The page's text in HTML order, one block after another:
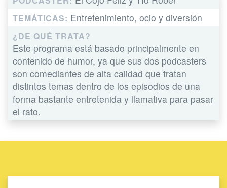
TEMÁTICAS: Entretenimiento, ocio y diversión
¿DE QUÉ TRATA?
Este programa está basado principalmente en
contenido de humor, ya que sus dos podcasters
son comediantes de alta calidad que tratan
distintos temas dentro de los episodios de una
forma bastante entretenida y llamativa para pasar
el rato.